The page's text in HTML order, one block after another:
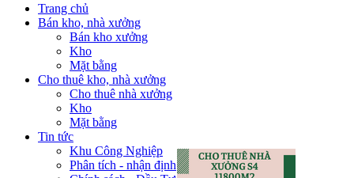
Trang chủ
Bán kho, nhà xưởng
Bán kho xưởng
Kho
Mặt bằng
Cho thuê kho, nhà xưởng
Cho thuê nhà xưởng
Kho
Mặt bằng
Tin tức
Khu Công Nghiệp
Phân tích - nhận định